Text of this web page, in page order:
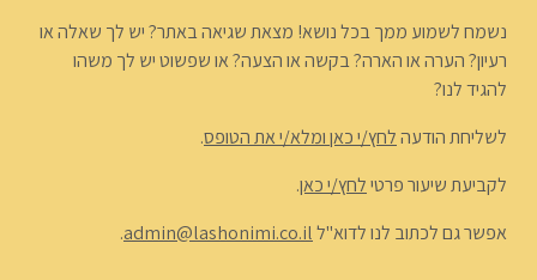
נשמח לשמוע ממך בכל נושא! מצאת שגיאה באתר? יש לך שאלה או
רעיון? הערה או הארה? בקשה או הצעה? או שפשוט יש לך משהו
להגיד לנו?
לשליחת הודעהלחץ/י כאן ומלא/י את הטופס.
לקביעת שיעור פרטילחץ/י כאן.
אפשר גם לכתוב לנו לדוא"לadmin@lashonimi.co.il
.